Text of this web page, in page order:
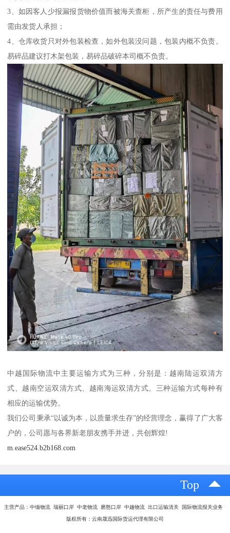
3、如因客人少报漏报货物价值而被海关查柜，所产生的责任与费用
需由发货人承担；
4、仓库收货只对外包装检查，如外包装没问题，包装内概不负责。
易碎品建议打木架包装，易碎品破碎本司概不负责。
中越国际物流中主要运输方式为三种，分别是：越南陆运双清方
式、越南空运双清方式、越南海运双清方式。三种运输方式每种有
相应的运输优势。
我们公司秉承“以诚为本，以质量求生存”的经营理念，赢得了广大客
户的，公司愿与各界新老朋友携手并进，共创辉煌!
m.ease524.b2b168.com
Top
主营产品：中缅物流 瑞丽口岸 中老物流 磨憨口岸 中越物流 出口运输清关 国际物流报关业务
版权所有：云南晟迅国际货运代理有限公司